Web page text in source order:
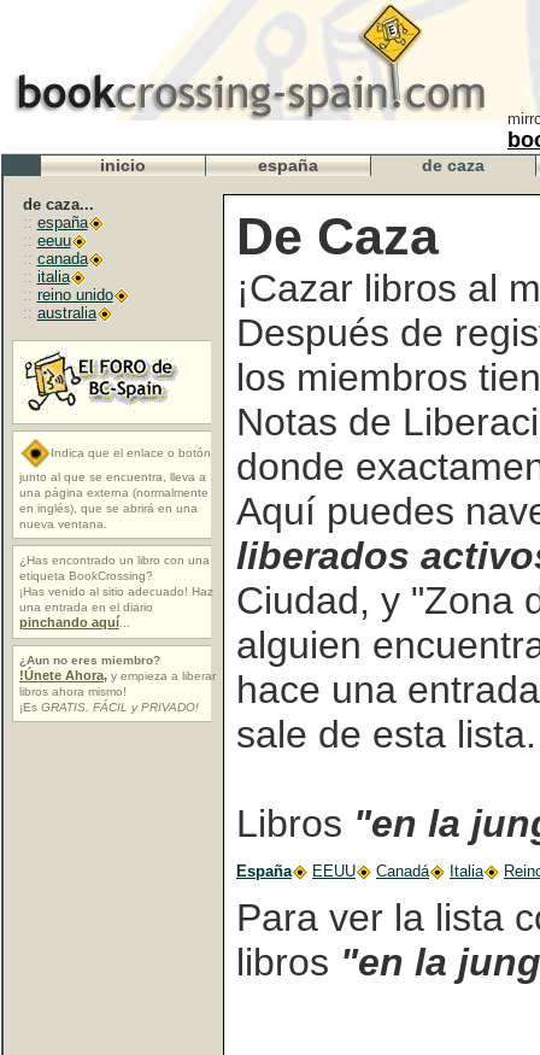
inicio españa de caza
de caza...
:: españa
:: eeuu
:: canada
:: italia
:: reino unido
:: australia
Indica que el enlace o botón
junto al que se encuentra, lleva a
una página externa (normalmente
en inglés), que se abrirá en una
nueva ventana.
¿Has encontrado un libro con una
etiqueta BookCrossing?
¡Has venido al sitio adecuado! Haz
una entrada en el diario
pinchando aquí
¿Aun no eres miembro?
!Únete Ahora, y empieza a liberar
libros ahora mismo!
¡Es GRATIS, FÁCIL y PRIVADO!
De Caza
¡Cazar libros al
Después de
los miembros
Notas de
donde
Aquí puedes
liberados
Ciudad, y "Zona
alguien
hace una
sale de esta lista.
Libros "en la
España EEUU Canadá Italia
Para ver la lista
libros "en la